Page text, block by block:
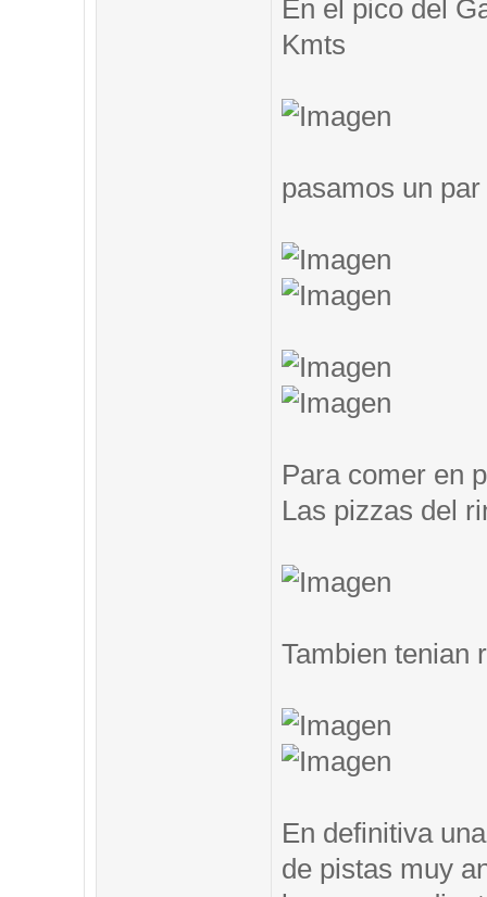
En el pico del
Kmts
pasamos un
Para comer en
Las pizzas del
Tambien tenian
En definitiva
de pistas muy